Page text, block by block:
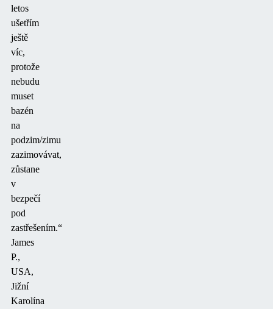
letos
ušetřím
ještě
víc,
protože
nebudu
muset
bazén
na
podzim/zimu
zazimovávat,
zůstane
v
bezpečí
pod
zastřešením.“
James
P.,
USA,
Jižní
Karolína